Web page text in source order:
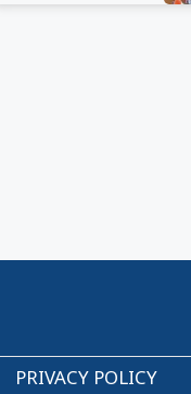
PRIVACY POLICY